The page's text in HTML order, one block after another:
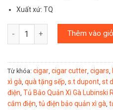
Xuất xứ: TQ
Số lượng Thêm vào
Từ khóa: cigar, cigar cutter, cigars,
xì gà, quà tặng sếp, s.t dupont, st
điện, Tủ Bảo Quản Xì Gà Lubinski
cắm điện, tủ điện bảo quản xì gà,